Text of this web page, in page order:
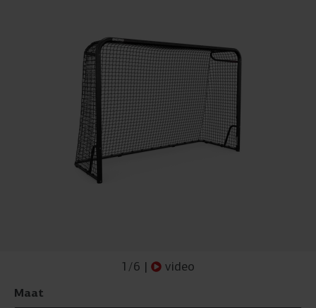
1 /6 | video
Maat